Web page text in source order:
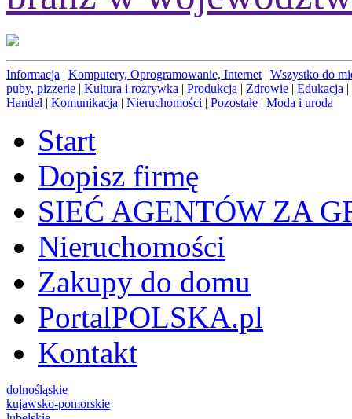
Informacja | Komputery, Oprogramowanie, Internet | Wszystko do
puby, pizzerie | Kultura i rozrywka | Produkcja | Zdrowie | Edukacja |
Handel | Komunikacja | Nieruchomości | Pozostałe | Moda i uroda
Start
Dopisz firmę
SIEĆ AGENTÓW ZA
Nieruchomości
Zakupy do domu
PortalPOLSKA.pl
Kontakt
dolnośląskie
kujawsko-pomorskie